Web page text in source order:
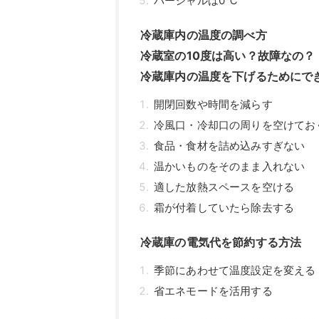
冷蔵庫内の温度の調べ方
冷蔵室の10度は高い？故障なの？
冷蔵庫内の温度を下げるためにで
開閉回数や時間を減らす
冷風口・冷却口の周りを空けてお
食品・食材を詰め込みすぎない
温かいものをそのまま入れない
適した放熱スペースを空ける
霜が付着していたら除去する
冷蔵庫の電気代を節約する方法
季節にあわせて温度設定を変える
省エネモードを活用する